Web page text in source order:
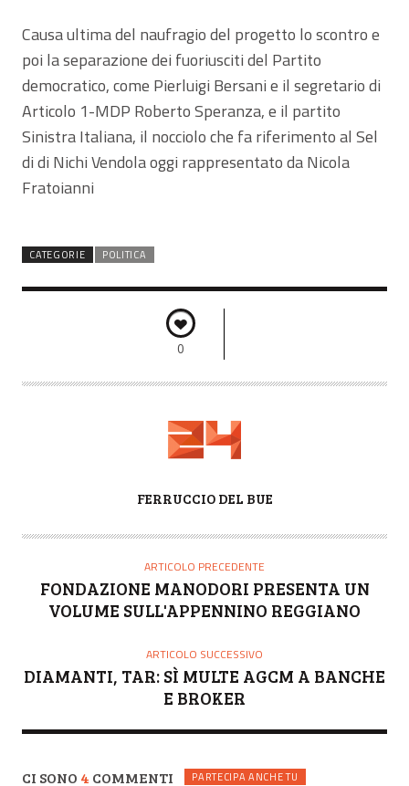
Causa ultima del naufragio del progetto lo scontro e
poi la separazione dei fuoriusciti del Partito
democratico, come Pierluigi Bersani e il segretario di
Articolo 1-MDP Roberto Speranza, e il partito
Sinistra Italiana, il nocciolo che fa riferimento al Sel
di di Nichi Vendola oggi rappresentato da Nicola
Fratoianni
CATEGORIE POLITICA
0
T
FERRUCCIO DEL BUE
ARTICOLO PRECEDENTE
FONDAZIONE MANODORI PRESENTA UN
VOLUME SULL'APPENNINO REGGIANO
ARTICOLO SUCCESSIVO
DIAMANTI, TAR: SÌ MULTE AGCM A BANCHE
E BROKER
CI SONO 4 COMMENTI PARTECIPA ANCHE TU